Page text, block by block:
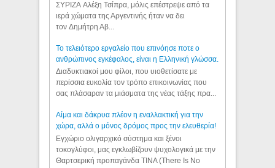
ΣΥΡΙΖΑ Αλέξη Τσίπρα, μόλις επέστρεψε από τα
ιερά χώματα της Αργεντινής ήταν να δει
τον Δημήτρη Αβ...
Το τελειότερο εργαλείο που επινόησε ποτε ο
ανθρώπινος εγκέφαλος, είναι η Ελληνική γλώσσα.
Διαδυκτιακοί μου φίλοι, που υιοθετίσατε με
περίσσια ευκολία τον τρόπο επικοινωνίας που
σας πλάσαραν τα μιάσματα της νέας τάξης πρα...
Αίμα και δάκρυα πλέον η εναλλακτική για την
χώρα, αλλά ο μόνος δρόμος προς την ελευθερία!
Εγχώριο ολιγαρχικό σύστημα και ξένοι
τοκογλύφοι, μας εγκλωβίζουν ψυχολογικά με την
Θαρτσερική προπαγάνδα TINA (There Is No